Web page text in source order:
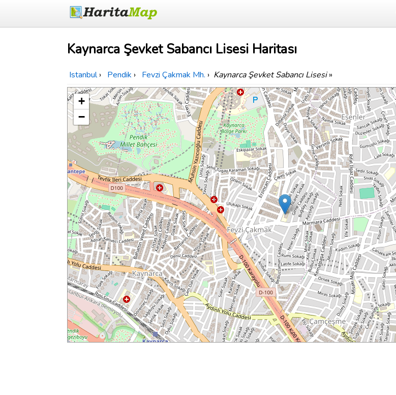
Kaynarca Şevket Sabancı Lisesi Haritası
Istanbul › Pendik › Fevzi Çakmak Mh. › Kaynarca Şevket Sabancı Lisesi»
+
−